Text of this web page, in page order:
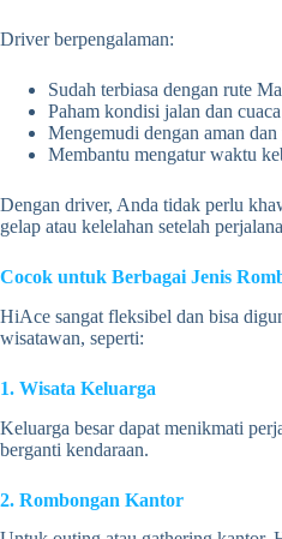
Driver berpengalaman:
Sudah terbiasa dengan rute
Paham kondisi jalan dan cuaca
Mengemudi dengan aman dan
Membantu mengatur waktu
Dengan driver, Anda tidak perlu
gelap atau kelelahan setelah
Cocok untuk Berbagai Jenis
HiAce sangat fleksibel dan bisa
wisatawan, seperti:
1. Wisata Keluarga
Keluarga besar dapat menikmati
berganti kendaraan.
2. Rombongan Kantor